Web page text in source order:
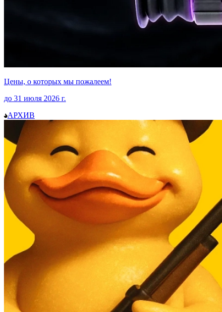
Цены, о которых мы пожалеем!
до 31 июля 2026 г.
АРХИВ